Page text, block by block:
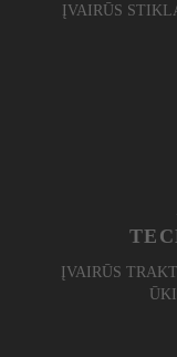
ĮVAIRŪS
ĮVAIRŪS